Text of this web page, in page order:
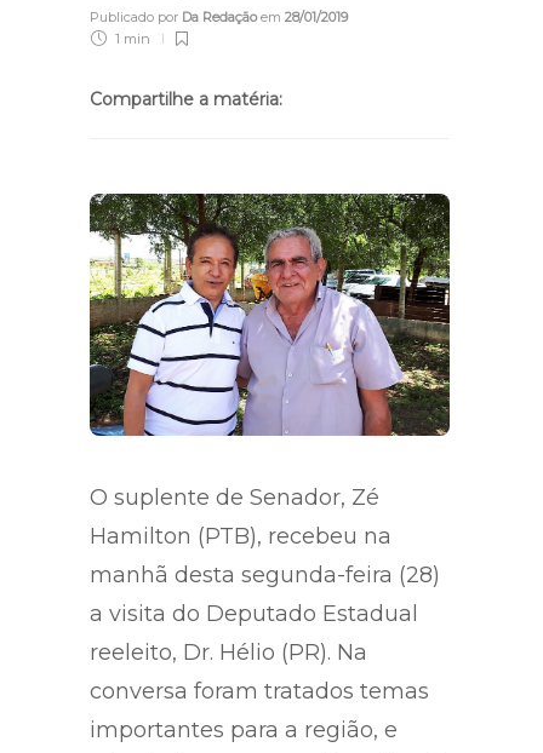
Publicado por Da Redaçãoem 28/01/2019
1 min
Compartilhe a matéria:
O suplente de Senador, Zé
Hamilton (PTB), recebeu na
manhã desta segunda-feira (28)
a visita do Deputado Estadual
reeleito, Dr. Hélio (PR). Na
conversa foram tratados temas
importantes para a região, e